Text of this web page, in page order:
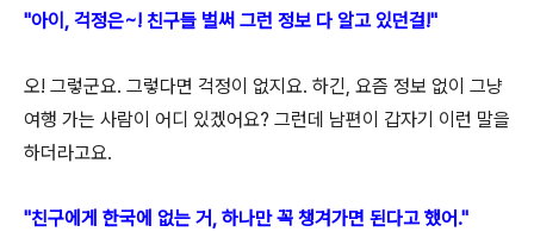
"아이, 걱정은~! 친구들 벌써 그런 정보 다 알고 있던걸!"
오! 그렇군요. 그렇다면 걱정이 없지요. 하긴, 요즘 정보 없이 그냥
여행 가는 사람이 어디 있겠어요? 그런데 남편이 갑자기 이런 말을
하더라고요.
"친구에게 한국에 없는 거, 하나만 꼭 챙겨가면 된다고 했어."